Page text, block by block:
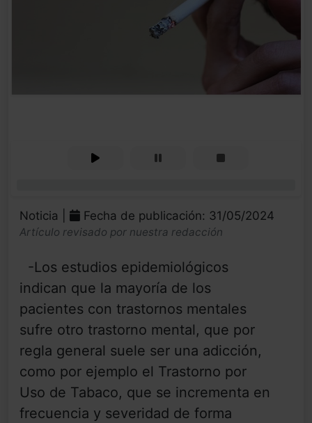
Noticia | Fecha de publicación: 31/05/2024
Artículo revisado por nuestra redacción
-Los estudios epidemiológicos
indican que la mayoría de los
pacientes con trastornos mentales
sufre otro trastorno mental, que por
regla general suele ser una adicción,
como por ejemplo el Trastorno por
Uso de Tabaco, que se incrementa en
frecuencia y severidad de forma